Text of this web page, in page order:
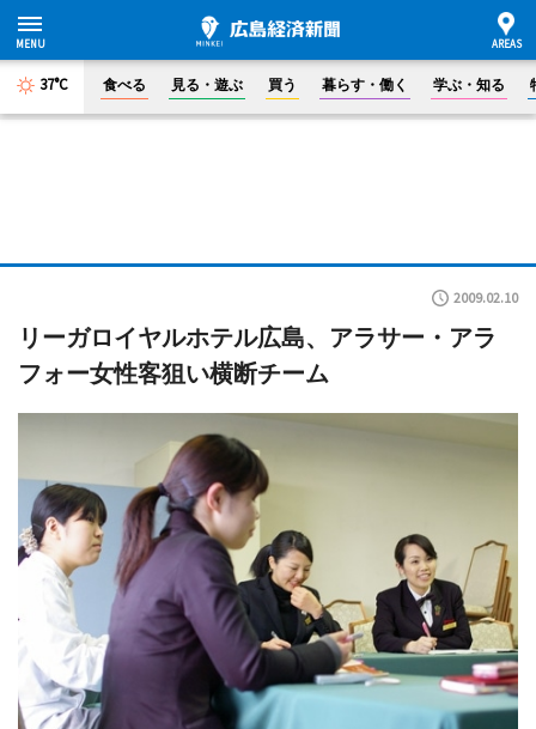
37°C 食べる 見る・遊ぶ 買う 暮らす・働く 学ぶ・知る
2009.02.10
リーガロイヤルホテル広島、アラサー・アラ
フォー女性客狙い横断チーム